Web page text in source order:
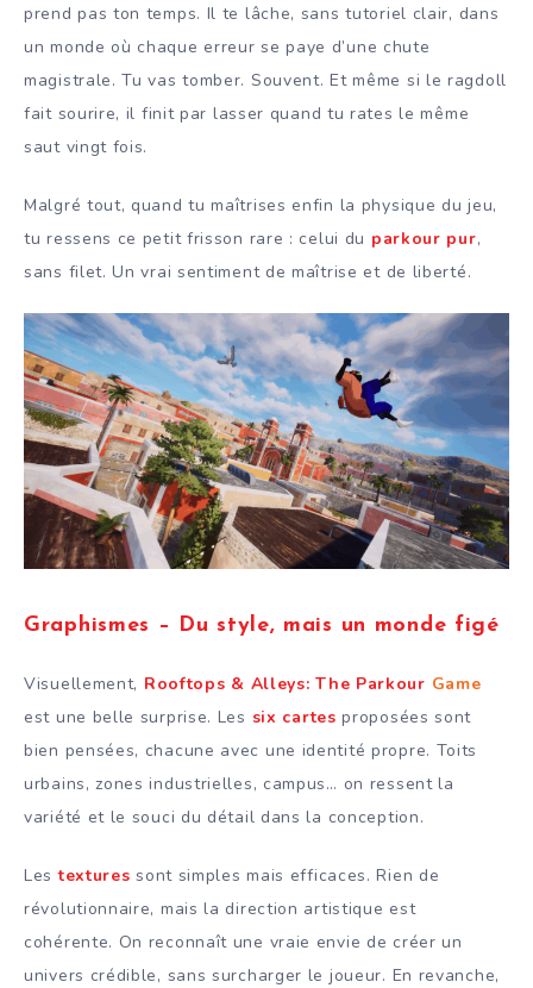
prend pas ton temps. Il te lâche, sans tutoriel clair, dans
un monde où chaque erreur se paye d’une chute
magistrale. Tu vas tomber. Souvent. Et même si le ragdoll
fait sourire, il finit par lasser quand tu rates le même
saut vingt fois.
Malgré tout, quand tu maîtrises enfin la physique du jeu,
tu ressens ce petit frisson rare : celui du parkour pur,
sans filet. Un vrai sentiment de maîtrise et de liberté.
Graphismes – Du style, mais un monde figé
Visuellement, Rooftops & Alleys: The Parkour Game
est une belle surprise. Les six cartes proposées sont
bien pensées, chacune avec une identité propre. Toits
urbains, zones industrielles, campus… on ressent la
variété et le souci du détail dans la conception.
Lestextures sont simples mais efficaces. Rien de
révolutionnaire, mais la direction artistique est
cohérente. On reconnaît une vraie envie de créer un
univers crédible, sans surcharger le joueur. En revanche,